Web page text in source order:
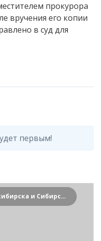
прокурора
вручения его копии
в суд для
первым!
Криминальные новости Новосибирска и Сибирского региона